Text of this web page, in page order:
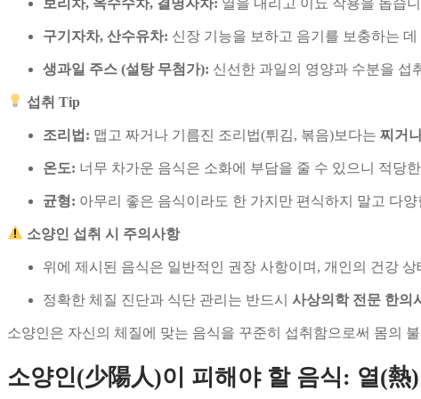
구기자차, 산수유차: 신장 기능을 보하고 음기를 보충하는
생과일 주스 (설탕 무첨가): 신선한 과일의 영양과 수분을 섭
섭취 Tip
조리법: 맵고 짜거나 기름진 조리법(튀김, 볶음)보다는 찌거
온도: 너무 차가운 음식은 소화에 부담을 줄 수 있으니 적당
균형: 아무리 좋은 음식이라도 한 가지만 편식하지 말고 다
소양인 섭취 시 주의사항
위에 제시된 음식은 일반적인 권장 사항이며, 개인의 건강
정확한 체질 진단과 식단 관리는 반드시 사상의학 전문 한의
소양인은 자신의 체질에 맞는 음식을 꾸준히 섭취함으로써 몸의
소양인(少陽人)이 피해야 할 음식: 열(